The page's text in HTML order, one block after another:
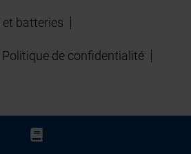
batteries
Politique de confidentialité